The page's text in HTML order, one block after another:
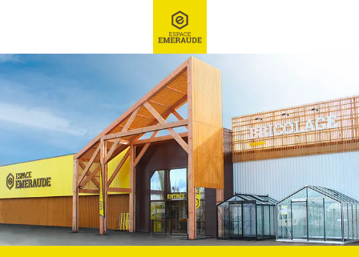
Ex : Robot tondeuse, ...
Clé et douille